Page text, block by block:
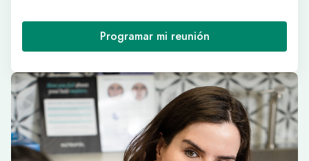
Programar mi reunión